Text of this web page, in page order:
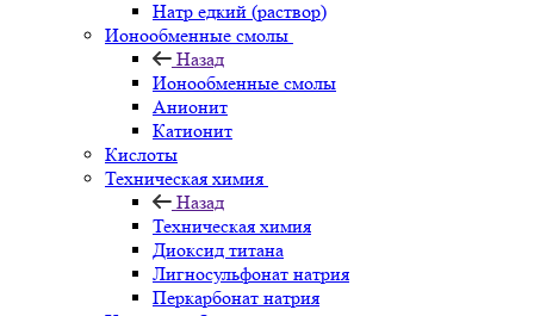
Натр едкий (раствор)
Ионообменные смолы
Назад
Ионообменные смолы
Анионит
Катионит
Кислоты
Техническая химия
Назад
Техническая химия
Диоксид титана
Лигносульфонат натрия
Перкарбонат натрия